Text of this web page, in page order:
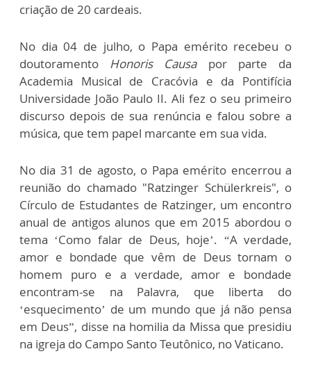
criação de 20 cardeais.
No dia 04 de julho, o Papa emérito recebeu o
doutoramento Honoris Causa por parte da
Academia Musical de Cracóvia e da Pontifícia
Universidade João Paulo II. Ali fez o seu primeiro
discurso depois de sua renúncia e falou sobre a
música, que tem papel marcante em sua vida.
No dia 31 de agosto, o Papa emérito encerrou a
reunião do chamado "Ratzinger Schülerkreis", o
Círculo de Estudantes de Ratzinger, um encontro
anual de antigos alunos que em 2015 abordou o
tema ‘Como falar de Deus, hoje’. “A verdade,
amor e bondade que vêm de Deus tornam o
homem puro e a verdade, amor e bondade
encontram-se na Palavra, que liberta do
‘esquecimento’ de um mundo que já não pensa
em Deus”, disse na homilia da Missa que presidiu
na igreja do Campo Santo Teutônico, no Vaticano.